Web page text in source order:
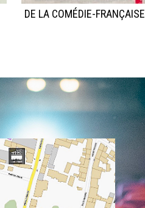
DE LA COMÉDIE-FRANÇAISE